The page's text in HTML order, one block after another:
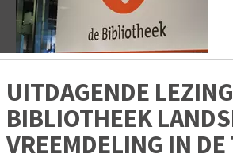
UITDAGENDE
BIBLIOTHEEK
VREEMDELING IN